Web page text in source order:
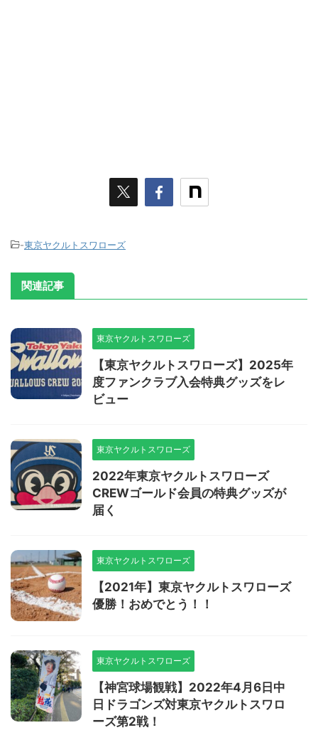
-東京ヤクルトスワローズ
関連記事
東京ヤクルトスワローズ
【東京ヤクルトスワローズ】2025年
度ファンクラブ入会特典グッズをレ
ビュー
東京ヤクルトスワローズ
2022年東京ヤクルトスワローズ
CREWゴールド会員の特典グッズが
届く
東京ヤクルトスワローズ
【2021年】東京ヤクルトスワローズ
優勝！おめでとう！！
東京ヤクルトスワローズ
【神宮球場観戦】2022年4月6日中
日ドラゴンズ対東京ヤクルトスワロ
ーズ第2戦！